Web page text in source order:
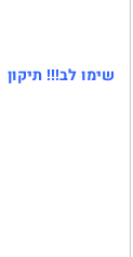
שימו לב!!! תיקון